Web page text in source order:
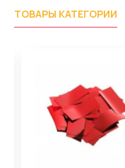
ТОВАРЫ КАТЕГОРИИ